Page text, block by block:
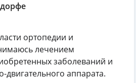
ортопедии и
лечением
заболеваний и
аппарата.